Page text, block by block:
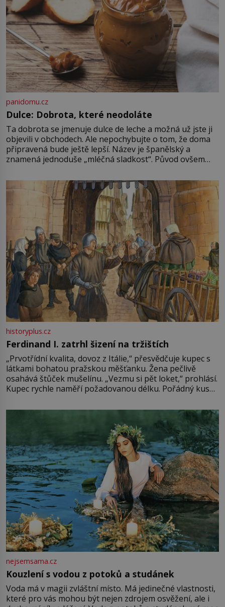
panidomu.cz
Dulce: Dobrota, které neodoláte
Ta dobrota se jmenuje dulce de leche a možná už jste ji
objevili v obchodech. Ale nepochybujte o tom, že doma
připravená bude ještě lepší. Název je španělský a
znamená jednoduše „mléčná sladkost“. Původ ovšem
pře hned několik latinskoamerických zemí a k tomu
Francie, kde se traduje,
historyplus.cz
Ferdinand I. zatrhl šizení na tržištích
„Prvotřídní kvalita, dovoz z Itálie,“ přesvědčuje kupec s
látkami bohatou pražskou měšťanku. Žena pečlivě
osahává štůček mušelínu. „Vezmu si pět loket,“ prohlásí.
Kupec rychle naměří požadovanou délku. Pořádný kus
milostpaní. Stačí jenom na sukni,“ zhodnotí švadlena
množství růžového mušelínu. „Ošidili vás, podívejte.“
nejsemsama.cz
Kouzlení s vodou z potoků a studánek
Voda má v magii zvláštní místo. Má jedinečné vlastnosti,
které pro vás mohou být nejen zdrojem osvěžení, ale i